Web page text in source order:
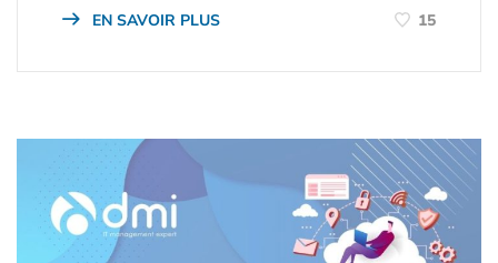
EN SAVOIR PLUS 15